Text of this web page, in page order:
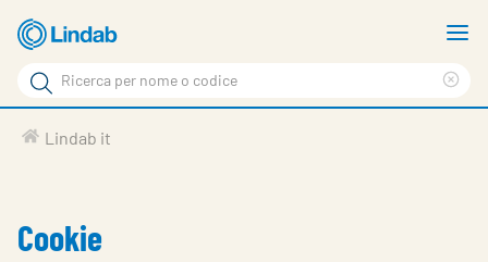
Vai
contenuto
principale
Cerca
Cerca
Lindab it
Cookie